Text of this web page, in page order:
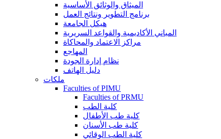
الميثاق والوثائق الأساسية
برنامج التطوير ونتائج العمل
هيكل الجامعة
المباني الأكاديمية والقواعد السريرية
مراكز الاعتماد والمحاكاة
المهاجع
نظام إدارة الجودة
دليل الهاتف
ملكات
Faculties of PIMU
Faculties of PRMU
كلية الطب
كلية طب الأطفال
كلية طب الأسنان
كلية الطب الوقائي